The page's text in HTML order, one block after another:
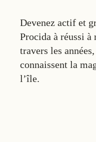
Devenez actif et
Procida à réussi à
travers les
connaissent la
l’île.